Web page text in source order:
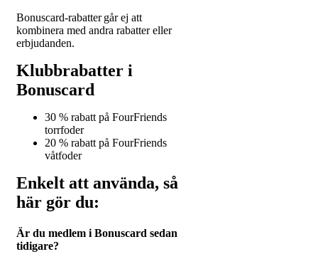
Bonuscard-rabattergår ej att
kombinera med andra rabatter eller
erbjudanden.
Klubbrabatter i
Bonuscard
30 % rabatt på FourFriends
torrfoder
20 % rabatt på FourFriends
våtfoder
Enkelt att använda, så
här gör du:
Är du medlem i Bonuscard sedan
tidigare?